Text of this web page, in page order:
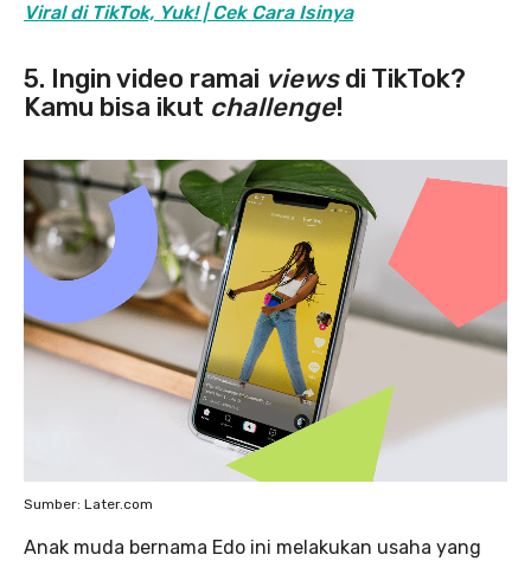
Viral di TikTok, Yuk! | Cek Cara Isinya
5. Ingin video ramai viewsdi TikTok?
Kamu bisa ikut challenge!
Sumber: Later.com
Anak muda bernama Edo ini melakukan usaha yang